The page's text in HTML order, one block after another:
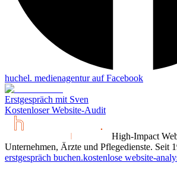
huchel. medienagentur aufFacebook
Erstgespräch mit Sven
Kostenloser Website-Audit
High-Impact
Unternehmen, Ärzte und Pflegedienste. Seit
erstgespräch buchen.kostenlose website-